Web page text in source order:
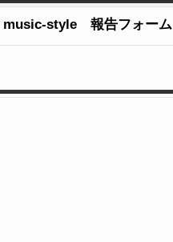
music-style 報告フォーム